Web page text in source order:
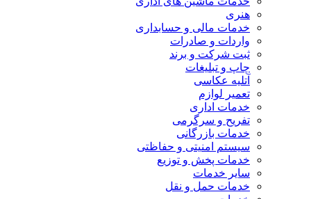
هنری
خدمات مالی و حسابداری
واردات و صادرات
ثبت شرکت و برند
چاپ و تبلیغات
آتلیه عکاسی
تعمیر لوازم
خدمات اداری
تفریح و سرگرمی
خدمات بازرگانی
سیستم امنیتی و حفاظتی
خدمات پخش و توزیع
سایر خدمات
خدمات حمل و نقل